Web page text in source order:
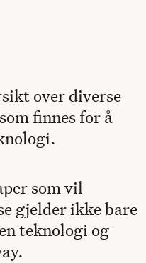
over diverse
finnes for å
som vil
gjelder ikke bare
teknologi og